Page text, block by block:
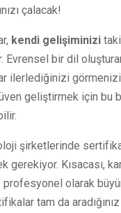
çalacak!
kendi gelişiminizi
Evrensel bir dil
ilerlediğinizi
geliştirmek için bu
şirketlerinde
gerekiyor. Kısacası,
profesyonel olarak
tam da aradığınız